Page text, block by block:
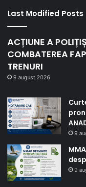
Last Modified Posts
ACȚIUNE A
COMBATEREA
TRENURI
9 august 2026
9
9